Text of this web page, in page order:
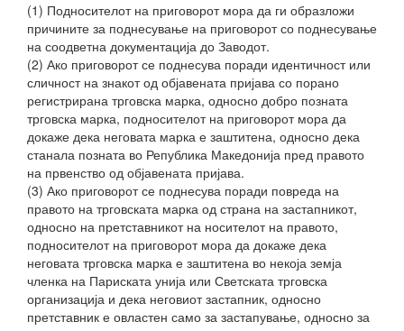
(1) Подносителот на приговорот мора да ги образложи
причините за поднесување на приговорот со поднесување
на соодветна документација до Заводот.
(2) Ако приговорот се поднесува поради идентичност или
сличност на знакот од објавената пријава со порано
регистрирана трговска марка, односно добро позната
трговска марка, подносителот на приговорот мора да
докаже дека неговата марка е заштитена, односно дека
станала позната во Република Македонија пред правото
на првенство од објавената пријава.
(3) Ако приговорот се поднесува поради повреда на
правото на трговската марка од страна на застапникот,
односно на претставникот на носителот на правото,
подносителот на приговорот мора да докаже дека
неговата трговска марка е заштитена во некоја земја
членка на Париската унија или Светската трговска
организација и дека неговиот застапник, односно
претставник е овластен само за застапување, односно за